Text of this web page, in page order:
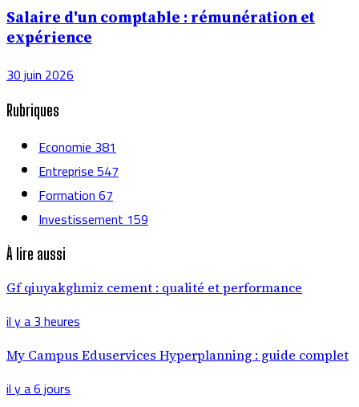
Salaire d'un comptable : rémunération et
expérience
30 juin 2026
Rubriques
Economie381
Entreprise547
Formation67
Investissement159
À lire aussi
Gf qiuyakghmiz cement : qualité et performance
il y a 3 heures
My Campus Eduservices Hyperplanning : guide complet
il y a 6 jours